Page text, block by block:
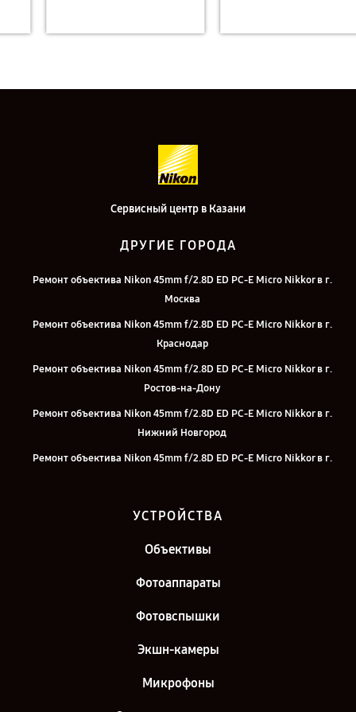
Сервисный центр в Казани
ДРУГИЕ ГОРОДА
Ремонт объектива Nikon 45mm f/2.8D ED PC-E Micro Nikkor в г.
Москва
Ремонт объектива Nikon 45mm f/2.8D ED PC-E Micro Nikkor в г.
Краснодар
Ремонт объектива Nikon 45mm f/2.8D ED PC-E Micro Nikkor в г.
Ростов-на-Дону
Ремонт объектива Nikon 45mm f/2.8D ED PC-E Micro Nikkor в г.
Нижний Новгород
Ремонт объектива Nikon 45mm f/2.8D ED PC-E Micro Nikkor в г.
Челябинск
Ремонт объектива Nikon 45mm f/2.8D ED PC-E Micro Nikkor в г.
Ремонт объектива Nikon 45mm f/2.8D ED PC-E Micro Nikkor в г.
Санкт-Петербург
УСТРОЙСТВА
Объективы
Фотоаппараты
Фотовспышки
Экшн-камеры
Микрофоны